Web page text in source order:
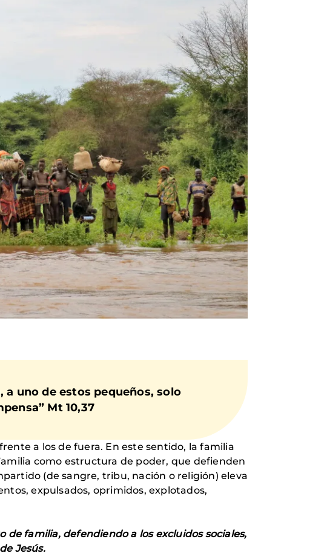
a uno de estos pequeños, solo
Mt 10,37
a los de fuera. En este sentido, la familia
como estructura de poder, que defienden
(de sangre, tribu, nación o religión) eleva
expulsados, oprimidos, explotados,
familia, defendiendo a los excluidos sociales,
Jesús.